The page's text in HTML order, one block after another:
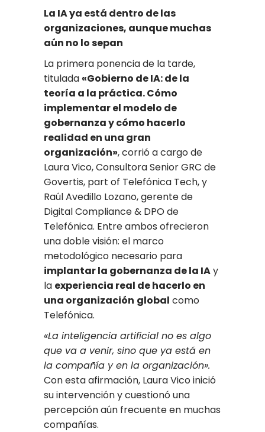
La IA ya está dentro de las
organizaciones, aunque muchas
aún no lo sepan
La primera ponencia de la tarde,
titulada «Gobierno de IA: de la
teoría a la práctica. Cómo
implementar el modelo de
gobernanza y cómo hacerlo
realidad en una gran
organización», corrió a cargo de
Laura Vico, Consultora Senior GRC de
Govertis, part of Telefónica Tech, y
Raúl Avedillo Lozano, gerente de
Digital Compliance & DPO de
Telefónica. Entre ambos ofrecieron
una doble visión: el marco
metodológico necesario para
implantar la gobernanza de la IAy
la experiencia real de hacerlo en
una organización global como
Telefónica.
«La inteligencia artificial no es algo
que va a venir, sino que ya está en
la compañía y en la organización».
Con esta afirmación, Laura Vico inició
su intervención y cuestionó una
percepción aún frecuente en muchas
compañías.